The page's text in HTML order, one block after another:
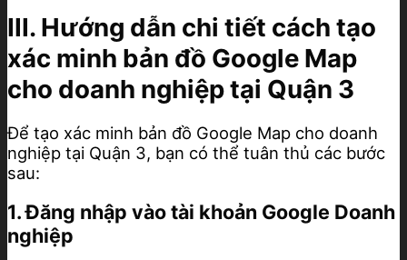
III. Hướng dẫn chi tiết cách tạo
xác minh bản đồ Google Map
cho doanh nghiệp tại Quận 3
Để tạo xác minh bản đồ Google Map cho doanh
nghiệp tại Quận 3, bạn có thể tuân thủ các bước
sau:
1. Đăng nhập vào tài khoản Google Doanh
nghiệp